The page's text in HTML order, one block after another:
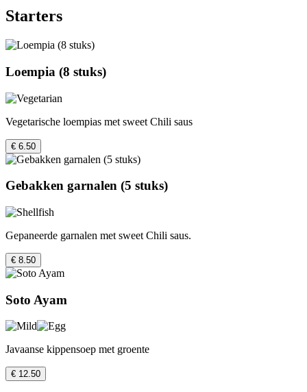
Starters
Loempia (8 stuks)
Vegetarische loempias met sweet Chili saus
€ 6.50
Gebakken garnalen (5 stuks)
Gepaneerde garnalen met sweet Chili saus.
€ 8.50
Soto Ayam
Javaanse kippensoep met groente
€ 12.50